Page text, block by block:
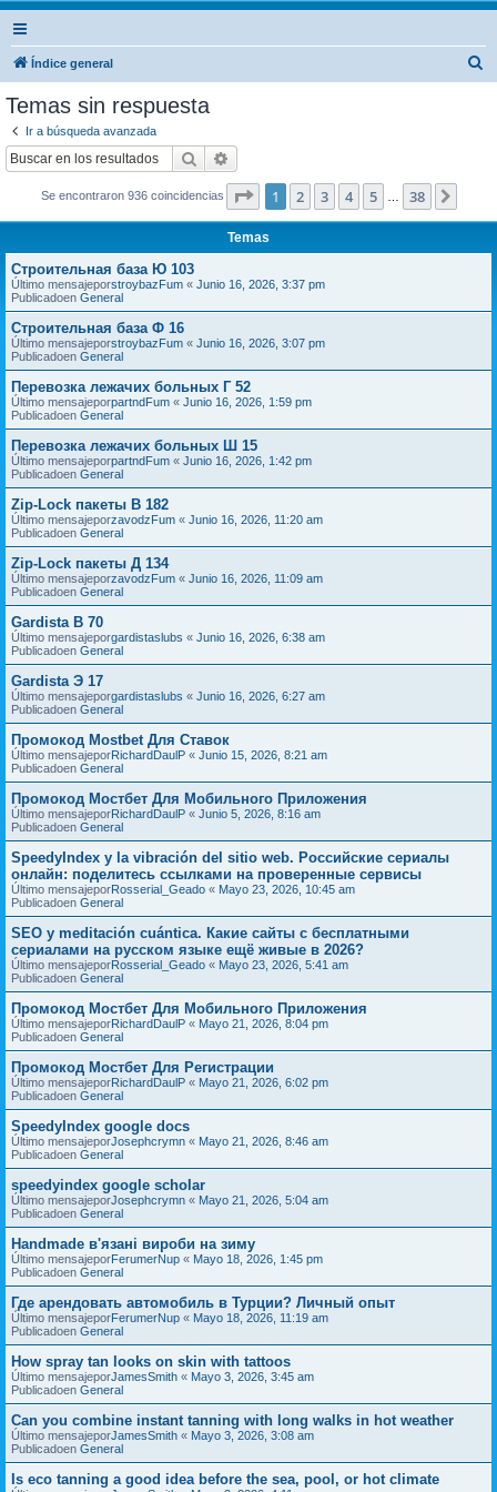
Índice general
Temas sin respuesta
Ir a búsqueda avanzada
Buscar
Se encontraron 936 coincidencias Página de 38
1 2 3 4 5 38
Temas
Строительная база Ю 103
Último mensajeporstroybazFum « Junio 16, 2026, 3:37 pm
Publicadoen General
Строительная база Ф 16
Último mensajeporstroybazFum « Junio 16, 2026, 3:07 pm
Publicadoen General
Перевозка лежачих больных Г 52
Último mensajeporpartndFum « Junio 16, 2026, 1:59 pm
Publicadoen General
Перевозка лежачих больных Ш 15
Último mensajeporpartndFum « Junio 16, 2026, 1:42 pm
Publicadoen General
Zip-Lock пакеты В 182
Último mensajeporzavodzFum « Junio 16, 2026, 11:20 am
Publicadoen General
Zip-Lock пакеты Д 134
Último mensajeporzavodzFum « Junio 16, 2026, 11:09 am
Publicadoen General
Gardista В 70
Último mensajeporgardistaslubs « Junio 16, 2026, 6:38 am
Publicadoen General
Gardista Э 17
Último mensajeporgardistaslubs « Junio 16, 2026, 6:27 am
Publicadoen General
Промокод Mostbet Для Ставок
Último mensajeporRichardDaulP « Junio 15, 2026, 8:21 am
Publicadoen General
Промокод Мостбет Для Мобильного Приложения
Último mensajeporRichardDaulP « Junio 5, 2026, 8:16 am
Publicadoen General
SpeedyIndex y la vibración del sitio web. Российские сериалы
онлайн: поделитесь ссылками на проверенные сервисы
Último mensajeporRosserial_Geado « Mayo 23, 2026, 10:45 am
Publicadoen General
SEO y meditación cuántica. Какие сайты с бесплатными
сериалами на русском языке ещё живые в 2026?
Último mensajeporRosserial_Geado « Mayo 23, 2026, 5:41 am
Publicadoen General
Промокод Мостбет Для Мобильного Приложения
Último mensajeporRichardDaulP « Mayo 21, 2026, 8:04 pm
Publicadoen General
Промокод Мостбет Для Регистрации
Último mensajeporRichardDaulP « Mayo 21, 2026, 6:02 pm
Publicadoen General
SpeedyIndex google docs
Último mensajeporJosephcrymn « Mayo 21, 2026, 8:46 am
Publicadoen General
speedyindex google scholar
Último mensajeporJosephcrymn « Mayo 21, 2026, 5:04 am
Publicadoen General
Handmade в'язані вироби на зиму
Último mensajeporFerumerNup « Mayo 18, 2026, 1:45 pm
Publicadoen General
Где арендовать автомобиль в Турции? Личный опыт
Último mensajeporFerumerNup « Mayo 18, 2026, 11:19 am
Publicadoen General
How spray tan looks on skin with tattoos
Último mensajeporJamesSmith « Mayo 3, 2026, 3:45 am
Publicadoen General
Can you combine instant tanning with long walks in hot weather
Último mensajeporJamesSmith « Mayo 3, 2026, 3:08 am
Publicadoen General
Is eco tanning a good idea before the sea, pool, or hot climate